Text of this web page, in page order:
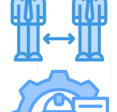
Етап 5 —
Робота із
розміщення
ресурсах.
Використання
залучення трафіку.